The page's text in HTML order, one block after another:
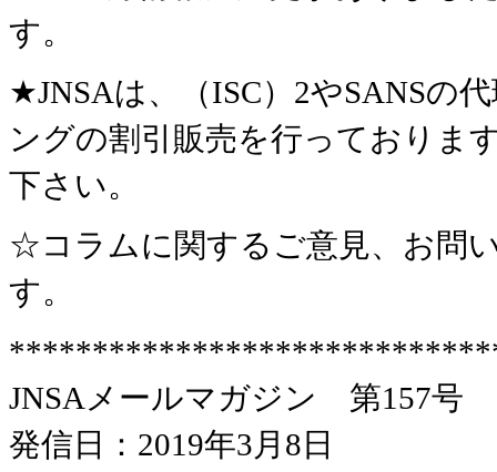
す。
★JNSAは、（ISC）2やSANSの
ングの割引販売を行っておりま
下さい。
☆コラムに関するご意見、お問
す。
JNSAメールマガジン 第157号
発信日：2019年3月8日